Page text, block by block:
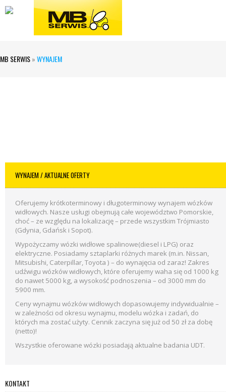
MB SERWIS»WYNAJEM
WYNAJEM/ AKTUALNE OFERTY
Oferujemy krótkoterminowy i długoterminowy wynajem wózków
widłowych. Nasze usługi obejmują całe województwo Pomorskie,
choć – ze względu na lokalizację – przede wszystkim Trójmiasto
(Gdynia, Gdańsk i Sopot).
Wypożyczamy wózki widłowe spalinowe(diesel i LPG) oraz
elektryczne. Posiadamy sztaplarki różnych marek (m.in. Nissan,
Mitsubishi, Caterpillar, Toyota ) – do wynajęcia od zaraz! Zakres
udźwigu wózków widłowych, które oferujemy waha się od 1000 kg
do nawet 5000 kg, a wysokość podnoszenia – od 3000 mm do
5900 mm.
Ceny wynajmu wózków widłowych dopasowujemy indywidualnie –
w zależności od okresu wynajmu, modelu wózka i zadań, do
których ma zostać użyty. Cennik zaczyna się już od 50 zł za dobę
(netto)!
Wszystkie oferowane wózki posiadają aktualne badania UDT.
KONTAKT